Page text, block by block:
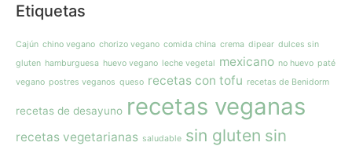
Etiquetas
Cajún chino vegano chorizo vegano comida china crema dipear dulces sin
gluten hamburguesa huevo vegano leche vegetal mexicano no huevo paté
vegano postres veganos queso recetas con tofu recetas de Benidorm
recetas de desayuno recetas veganas
recetas vegetarianas saludable sin gluten sin